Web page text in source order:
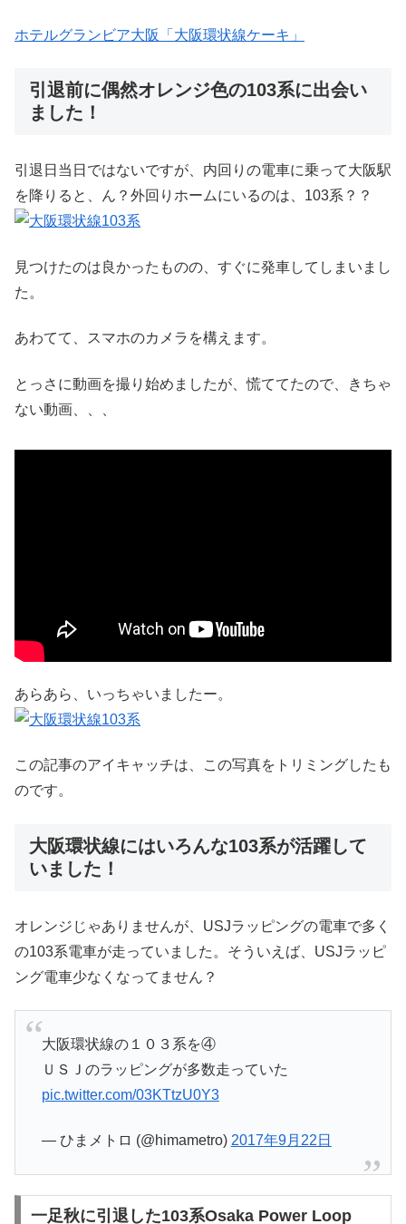
ホテルグランビア大阪「大阪環状線ケーキ」
引退前に偶然オレンジ色の103系に出会い
ました！
引退日当日ではないですが、内回りの電車に乗って大阪駅
を降りると、ん？外回りホームにいるのは、103系？？
見つけたのは良かったものの、すぐに発車してしまいまし
た。
あわてて、スマホのカメラを構えます。
とっさに動画を撮り始めましたが、慌ててたので、きちゃ
ない動画、、、
あらあら、いっちゃいましたー。
この記事のアイキャッチは、この写真をトリミングしたも
のです。
大阪環状線にはいろんな103系が活躍して
いました！
オレンジじゃありませんが、USJラッピングの電車で多く
の103系電車が走っていました。そういえば、USJラッピ
ング電車少なくなってません？
大阪環状線の１０３系を④
ＵＳＪのラッピングが多数走っていた
pic.twitter.com/03KTtzU0Y3
— ひまメトロ (@himametro) 2017年9月22日
一足秋に引退した103系Osaka Power Loop